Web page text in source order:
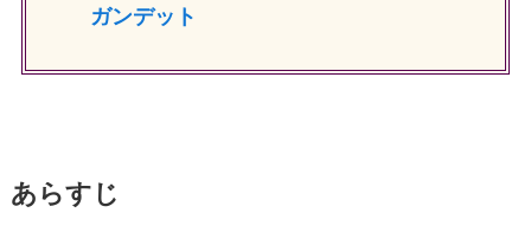
ガンデット
あらすじ